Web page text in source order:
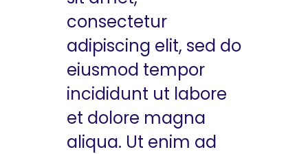
consectetur
adipiscing elit, sed do
eiusmod tempor
incididunt ut labore
et dolore magna
aliqua. Ut enim ad